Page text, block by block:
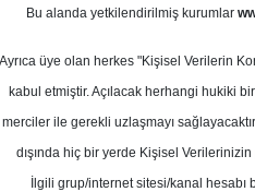
2026
Bu alanda yetkilendirilmiş kurumlar
Ayrıca üye olan herkes "Kişisel Verilerin
kabul etmiştir. Açılacak herhangi hukiki
merciler ile gerekli uzlaşmayı
dışında hiç bir yerde Kişisel
İlgili grup/internet sitesi/kanal hesabı